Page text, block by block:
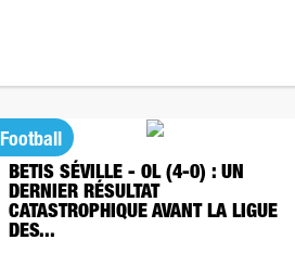
Football
BETIS SÉVILLE - OL (4-0) : UN
DERNIER RÉSULTAT
CATASTROPHIQUE AVANT LA LIGUE
DES...